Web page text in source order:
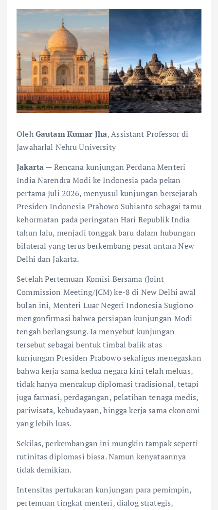
OlehGautam Kumar Jha, Assistant Professor di
Jawaharlal Nehru University
Jakarta— Rencana kunjungan Perdana Menteri
India Narendra Modi ke Indonesia pada pekan
pertama Juli 2026, menyusul kunjungan bersejarah
Presiden Indonesia Prabowo Subianto sebagai tamu
kehormatan pada peringatan Hari Republik India
tahun lalu, menjadi tonggak baru dalam hubungan
bilateral yang terus berkembang pesat antara New
Delhi dan Jakarta.
Setelah Pertemuan Komisi Bersama (Joint
Commission Meeting/JCM) ke-8 di New Delhi awal
bulan ini, Menteri Luar Negeri Indonesia Sugiono
mengonfirmasi bahwa persiapan kunjungan Modi
tengah berlangsung. Ia menyebut kunjungan
tersebut sebagai bentuk timbal balik atas
kunjungan Presiden Prabowo sekaligus menegaskan
bahwa kerja sama kedua negara kini telah meluas,
tidak hanya mencakup diplomasi tradisional, tetapi
juga farmasi, perdagangan, pelatihan tenaga medis,
pariwisata, kebudayaan, hingga kerja sama ekonomi
yang lebih luas.
Sekilas, perkembangan ini mungkin tampak seperti
rutinitas diplomasi biasa. Namun kenyataannya
tidak demikian.
Intensitas pertukaran kunjungan para pemimpin,
pertemuan tingkat menteri, dialog strategis,